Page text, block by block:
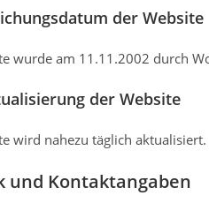
der Website
wurde am 11.11.2002 durch
der Website
wird nahezu täglich
und Kontaktangaben